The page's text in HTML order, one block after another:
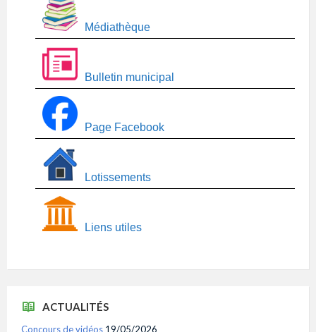
Médiathèque
Bulletin municipal
Page Facebook
Lotissements
Liens utiles
ACTUALITÉS
Concours de vidéos 19/05/2026